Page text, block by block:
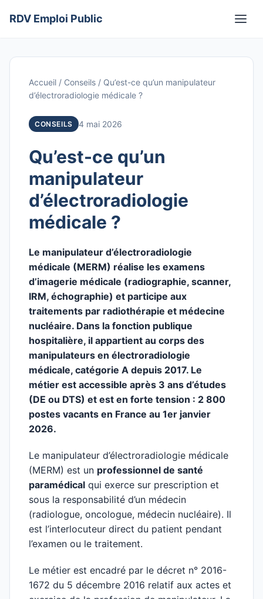
RDV Emploi Public
Accueil / Conseils / Qu’est-ce qu’un manipulateur
d’électroradiologie médicale ?
CONSEILS 4 mai 2026
Qu’est-ce qu’un
manipulateur
d’électroradiologie
médicale ?
Le manipulateur d’électroradiologie
médicale (MERM) réalise les examens
d’imagerie médicale (radiographie, scanner,
IRM, échographie) et participe aux
traitements par radiothérapie et médecine
nucléaire. Dans la fonction publique
hospitalière, il appartient au corps des
manipulateurs en électroradiologie
médicale, catégorie A depuis 2017. Le
métier est accessible après 3 ans d’études
(DE ou DTS) et est en forte tension : 2 800
postes vacants en France au 1er janvier
2026.
Le manipulateur d’électroradiologie médicale
(MERM) est un professionnel de santé
paramédical qui exerce sur prescription et
sous la responsabilité d’un médecin
(radiologue, oncologue, médecin nucléaire). Il
est l’interlocuteur direct du patient pendant
l’examen ou le traitement.
Le métier est encadré par le décret n° 2016-
1672 du 5 décembre 2016 relatif aux actes et